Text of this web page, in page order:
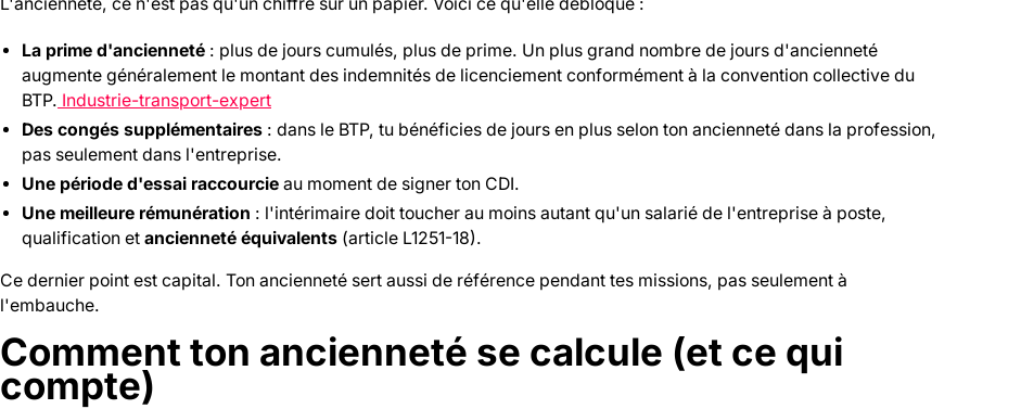
La prime d'ancienneté : plus de jours cumulés, plus de prime. Un plus grand nombre de jours d'ancienneté
augmente généralement le montant des indemnités de licenciement conformément à la convention collective du
BTP. Industrie-transport-expert
Des congés supplémentaires : dans le BTP, tu bénéficies de jours en plus selon ton ancienneté dans la profession,
pas seulement dans l'entreprise.
Une période d'essai raccourcie au moment de signer ton CDI.
Une meilleure rémunération : l'intérimaire doit toucher au moins autant qu'un salarié de l'entreprise à poste,
qualification etancienneté équivalents (article L1251-18).
Ce dernier point est capital. Ton ancienneté sert aussi de référence pendant tes missions, pas seulement à
l'embauche.
Comment ton ancienneté se calcule (et ce qui
compte)